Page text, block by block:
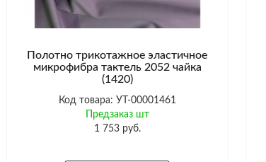
Полотно трикотажное эластичное
микрофибра тактель 2052 чайка
(1420)
Код товара: УТ-00001461
Предзаказ шт
1 753 руб.